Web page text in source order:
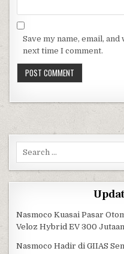
Save my name, email,
next time I comment.
Nasmoco Kuasai Pasar
Veloz Hybrid EV 300 Jutaan
Nasmoco Hadir di GIIAS